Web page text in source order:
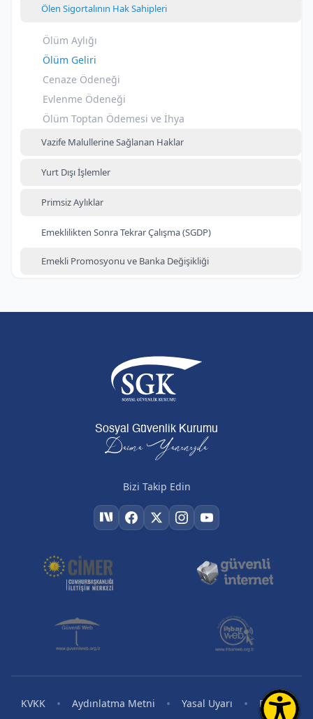
Ölen Sigortalının Hak Sahipleri
Ölüm Aylığı
Ölüm Geliri
Cenaze Ödeneği
Evlenme Ödeneği
Ölüm Toptan Ödemesi ve İhya
Vazife Malullerine Sağlanan Haklar
Yurt Dışı İşlemler
Primsiz Aylıklar
Emeklilikten Sonra Tekrar Çalışma (SGDP)
Emekli Promosyonu ve Banka Değişikliği
Sosyal Güvenlik Kurumu
Daima Yanınızda
Bizi Takip Edin
KVKK • Aydınlatma Metni • Yasal Uyarı • RSS •